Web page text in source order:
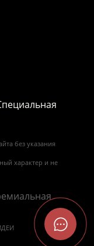
без указания
характер и не